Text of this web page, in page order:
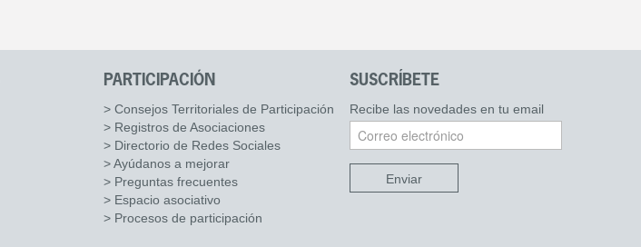
PARTICIPACIÓN
> Consejos Territoriales de Participación
> Registros de Asociaciones
> Directorio de Redes Sociales
> Ayúdanos a mejorar
> Preguntas frecuentes
> Espacio asociativo
> Procesos de participación
SUSCRÍBETE
Recibe las novedades en tu email
Enviar